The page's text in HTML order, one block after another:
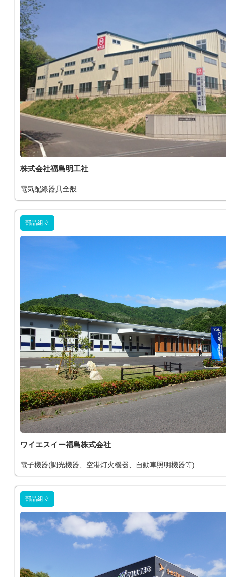
株式会社福島明工社
電気配線器具全般
部品組立
ワイエスイー福島株式会社
電子機器(調光機器、空港灯火機器、自動車照明機器等)
部品組立